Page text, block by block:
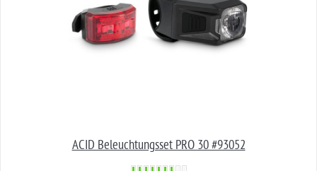
ACID Beleuchtungsset PRO 30 #93052